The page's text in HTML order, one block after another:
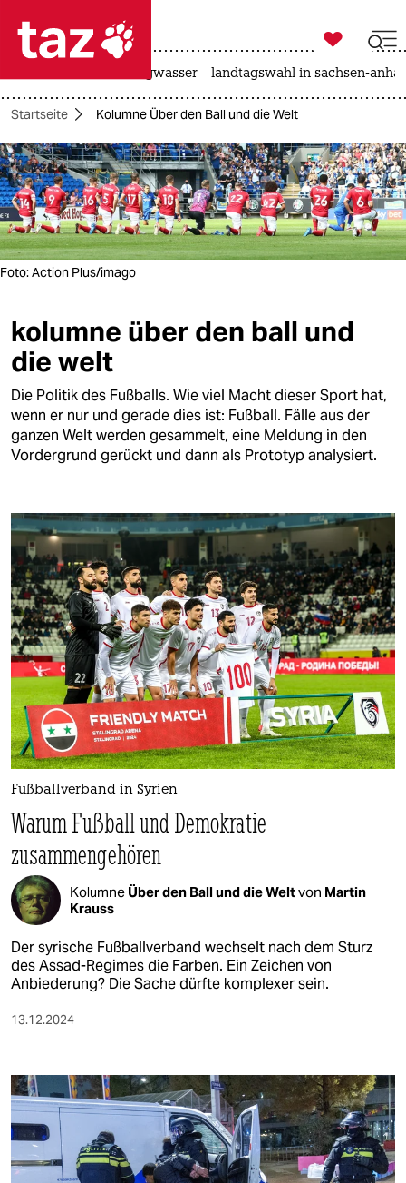
 taz zahl ich
taz zahl ich
themen
politik
öko
kultur
sport
berlin
nord
verlag
verlag
veranstaltungen
shop
fragen & hilfe
unterstützen
abo
genossenschaft
epaper login

taz zahl ich
niedrigwasser landtagswahl in sachsen-
Startseite Kolumne Über den Ball und die Welt
Foto: Action Plus/imago
kolumne über den ball und
die welt
Die Politik des Fußballs. Wie viel Macht dieser Sport hat,
wenn er nur und gerade dies ist: Fußball. Fälle aus der
ganzen Welt werden gesammelt, eine Meldung in den
Vordergrund gerückt und dann als Prototyp analysiert.
Fußballverband in Syrien
Warum Fußball und Demokratie
zusammengehören
Kolumne Über den Ball und die Weltvon Martin
Krauss
Der syrische Fußballverband wechselt nach dem Sturz
des Assad-Regimes die Farben. Ein Zeichen von
Anbiederung? Die Sache dürfte komplexer sein.
13.12.2024